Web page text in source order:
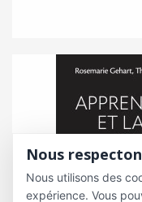
Nous
Nous utilisons des
expérience. Vous